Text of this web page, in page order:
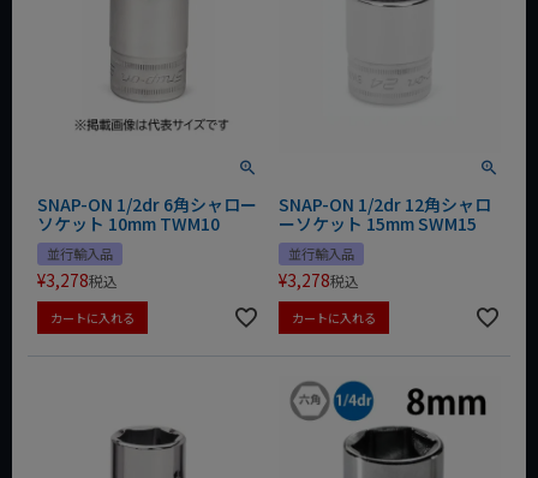
SNAP-ON 1/2dr 6角シャロー
ソケット 10mm TWM10
並行輸入品
¥3,278税込
カートに入れる
SNAP-ON 1/2dr 12角シャロ
ーソケット 15mm SWM15
並行輸入品
¥3,278税込
カートに入れる